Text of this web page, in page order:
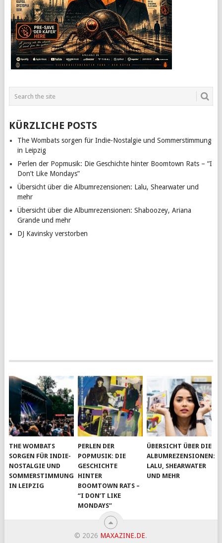
KÜRZLICHE POSTS
The Wombats sorgen für Indie-Nostalgie und Sommerstimmung
in Leipzig
Perlen der Popmusik: Die Geschichte hinter Boomtown Rats – “I
Don’t Like Mondays”
Übersicht über die Albumrezensionen: Lalu, Shearwater und
mehr
Übersicht über die Albumrezensionen: Shaboozey, Ariana
Grande und mehr
DJ Kavinsky verstorben
THE WOMBATS
SORGEN FÜR INDIE-
NOSTALGIE UND
SOMMERSTIMMUNG
IN LEIPZIG
PERLEN DER
POPMUSIK: DIE
GESCHICHTE
HINTER
BOOMTOWN RATS –
“I DON’T LIKE
MONDAYS”
ÜBERSICHT ÜBER DIE
ALBUMREZENSIONEN:
LALU, SHEARWATER
UND MEHR
© 2026 MAXAZINE.DE.